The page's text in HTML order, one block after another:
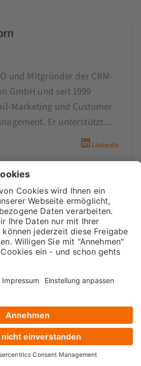
und Mitgründer der CRM-
GmbH und seit 1999
Marketing und Customer
Er unterstützt…
LinkedIn
Yasmin Hennessen
Beraterin &
ist Expertin für
digitales Recruiting und
Als Beraterin bei